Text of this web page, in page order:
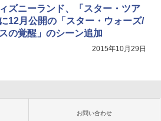
ズニーランド、「スター・ツア
12月公開の「スター・ウォーズ/
の覚醒」のシーン追加
2015年10月29日
お問い合わせ